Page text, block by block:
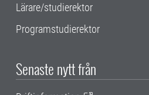
Lärare/studierektor
Programstudierektor
Senaste nytt från